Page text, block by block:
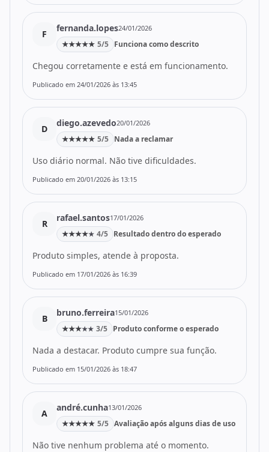
F
fernanda.lopes24/01/2026
★★★★★ 5/5 Funciona como descrito
Chegou corretamente e está em funcionamento.
Publicado em 24/01/2026 às 13:45
D
diego.azevedo20/01/2026
★★★★★ 5/5 Nada a reclamar
Uso diário normal. Não tive dificuldades.
Publicado em 20/01/2026 às 13:15
R
rafael.santos17/01/2026
★★★★★ 4/5 Resultado dentro do esperado
Produto simples, atende à proposta.
Publicado em 17/01/2026 às 16:39
B
bruno.ferreira15/01/2026
★★★★★ 3/5 Produto conforme o esperado
Nada a destacar. Produto cumpre sua função.
Publicado em 15/01/2026 às 18:47
A
andré.cunha13/01/2026
★★★★★ 5/5 Avaliação após alguns dias de uso
Não tive nenhum problema até o momento.